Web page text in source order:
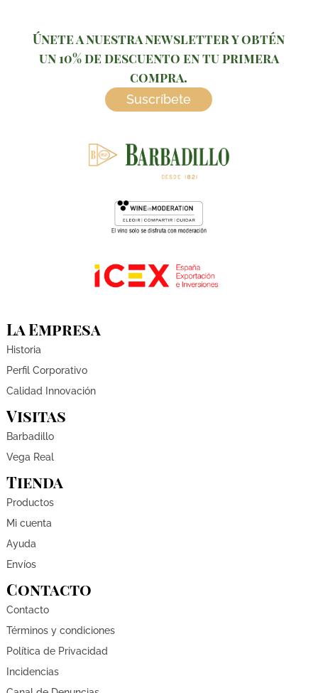
Únete a nuestra newsletter y obtén
un 10% de descuento en tu primera
compra.
Suscríbete
La Empresa
Historia
Perfil Corporativo
Calidad Innovación
Visitas
Barbadillo
Vega Real
Tienda
Productos
Mi cuenta
Ayuda
Envíos
Contacto
Contacto
Términos y condiciones
Política de Privacidad
Incidencias